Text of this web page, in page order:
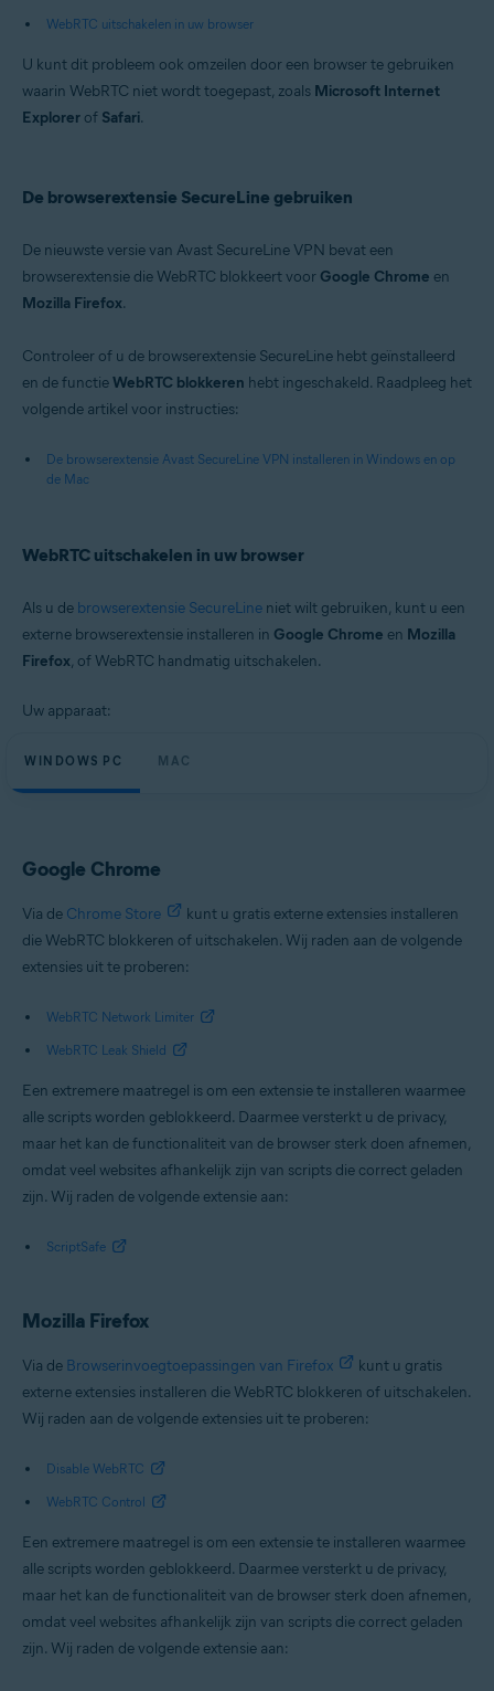
WebRTC uitschakelen in uw browser
U kunt dit probleem ook omzeilen door een browser te gebruiken
waarin WebRTC niet wordt toegepast, zoals Microsoft Internet
Explorer of Safari.
De browserextensie SecureLine gebruiken
De nieuwste versie van Avast SecureLine VPN bevat een
browserextensie die WebRTC blokkeert voor Google Chrome en
Mozilla Firefox.
Controleer of u de browserextensie SecureLine hebt geïnstalleerd
en de functieWebRTC blokkeren hebt ingeschakeld. Raadpleeg het
volgende artikel voor instructies:
De browserextensie Avast SecureLine VPN installeren in Windows en op
de Mac
WebRTC uitschakelen in uw browser
Als u de browserextensie SecureLine niet wilt gebruiken, kunt u een
externe browserextensie installeren in Google Chrome en Mozilla
Firefox, of WebRTC handmatig uitschakelen.
Uw apparaat:
WINDOWS PC MAC
Google Chrome
Via de Chrome Store
kunt u gratis externe extensies installeren
die WebRTC blokkeren of uitschakelen. Wij raden aan de volgende
extensies uit te proberen:
WebRTC Network Limiter
WebRTC Leak Shield
Een extremere maatregel is om een extensie te installeren waarmee
alle scripts worden geblokkeerd. Daarmee versterkt u de privacy,
maar het kan de functionaliteit van de browser sterk doen afnemen,
omdat veel websites afhankelijk zijn van scripts die correct geladen
zijn. Wij raden de volgende extensie aan:
ScriptSafe
Mozilla Firefox
Via de Browserinvoegtoepassingen van Firefox
kunt u gratis
externe extensies installeren die WebRTC blokkeren of uitschakelen.
Wij raden aan de volgende extensies uit te proberen:
Disable WebRTC
WebRTC Control
Een extremere maatregel is om een extensie te installeren waarmee
alle scripts worden geblokkeerd. Daarmee versterkt u de privacy,
maar het kan de functionaliteit van de browser sterk doen afnemen,
omdat veel websites afhankelijk zijn van scripts die correct geladen
zijn. Wij raden de volgende extensie aan: